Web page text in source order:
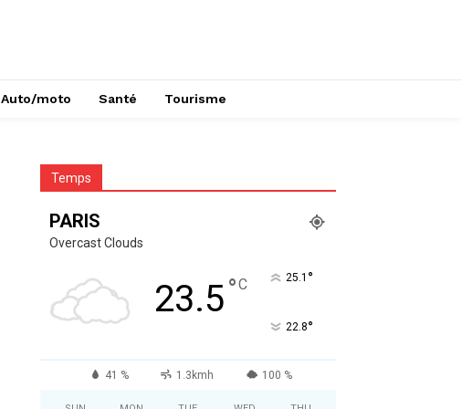
Auto/moto Santé Tourisme
Temps
PARIS
Overcast Clouds
23.5°C 25.1 °
22.8°
41 % 1.3kmh 100 %